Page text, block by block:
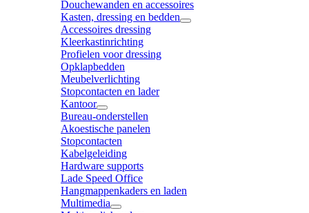
Douchewanden en accessoires
Kasten, dressing en bedden
Accessoires dressing
Kleerkastinrichting
Profielen voor dressing
Opklapbedden
Meubelverlichting
Stopcontacten en lader
Kantoor
Bureau-onderstellen
Akoestische panelen
Stopcontacten
Kabelgeleiding
Hardware supports
Lade Speed Office
Hangmappenkaders en laden
Multimedia